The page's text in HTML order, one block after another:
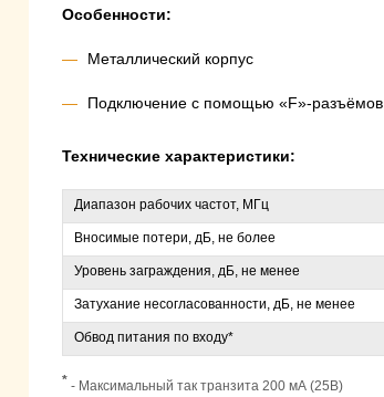
Особенности:
Металлический корпус
Подключение с помощью «F»-разъёмов
Технические характеристики:
Диапазон рабочих частот, МГц
Вносимые потери, дБ, не более
Уровень заграждения, дБ, не менее
Затухание несогласованности, дБ, не менее
Обвод питания по входу*
* - Максимальный так транзита 200 мА (25В)